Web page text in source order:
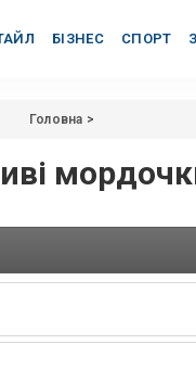
БІЗНЕС СПОРТ
Головна >